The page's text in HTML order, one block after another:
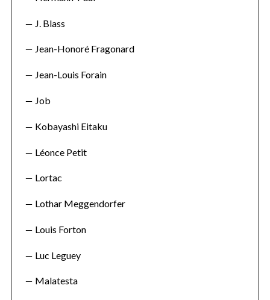
J. Blass
Jean-Honoré Fragonard
Jean-Louis Forain
Job
Kobayashi Eitaku
Léonce Petit
Lortac
Lothar Meggendorfer
Louis Forton
Luc Leguey
Malatesta